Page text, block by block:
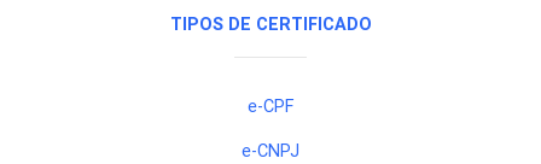
TIPOS DE CERTIFICADO
e-CPF
e-CNPJ